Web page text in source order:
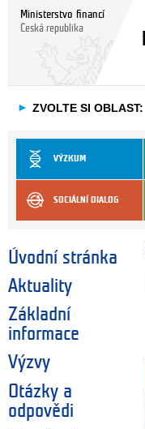
Ministerstvo financí
Česká republika
► ZVOLTE SI OBLAST:
VÝZKUM
SOCIÁLNÍ DIALOG
Úvodní stránka
Aktuality
Základní
informace
Výzvy
Otázky a
odpovědi